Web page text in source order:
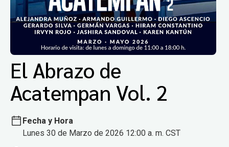
El Abrazo de
Acatempan Vol. 2
Fecha y Hora
Lunes 30 de Marzo de 2026 12:00 a. m. CST